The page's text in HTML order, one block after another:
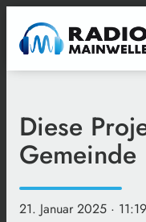
Diese
21. Januar 2025 ·